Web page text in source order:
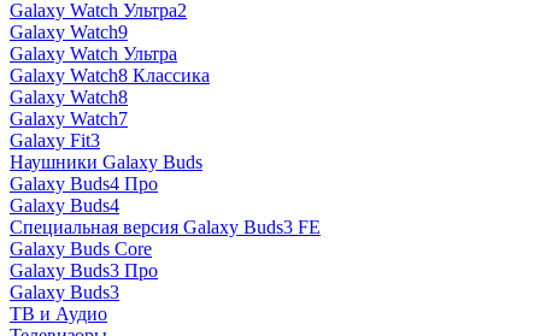
Galaxy Watch Ультра2
Galaxy Watch9
Galaxy Watch Ультра
Galaxy Watch8 Классика
Galaxy Watch8
Galaxy Watch7
Galaxy Fit3
Наушники Galaxy Buds
Galaxy Buds4 Про
Galaxy Buds4
Специальная версия Galaxy Buds3 FE
Galaxy Buds Core
Galaxy Buds3 Про
Galaxy Buds3
ТВ и Аудио